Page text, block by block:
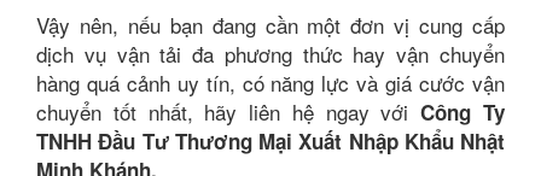
Vậy nên, nếu bạn đang cần một đơn vị cung cấp
dịch vụ vận tải đa phương thức hay vận chuyển
hàng quá cảnh uy tín, có năng lực và giá cước vận
chuyển tốt nhất, hãy liên hệ ngay vớiCông Ty
TNHH Đầu Tư Thương Mại Xuất Nhập Khẩu Nhật
Minh Khánh.